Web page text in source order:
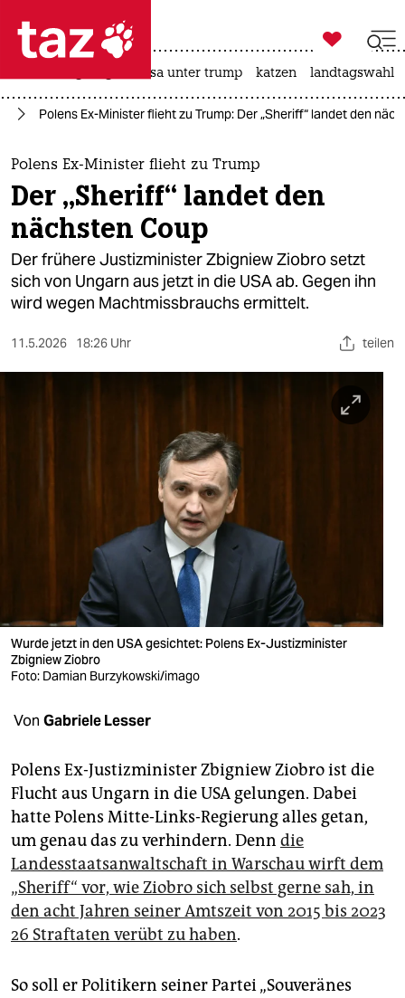
 taz zahl ich
taz zahl ich
themen
politik
öko
gesellschaft
sport
veranstaltungen
shop
fragen & hilfe
genossenschaft
epaper login

taz zahl ich
usa unter trump katzen landtagswahl
Polens Ex-Minister flieht zu Trump: Der „Sheriff“ landet den
Polens Ex-Minister flieht zu Trump
Der „Sheriff“ landet den
nächsten Coup
Der frühere Justizminister Zbigniew Ziobro setzt
sich von Ungarn aus jetzt in die USA ab. Gegen ihn
wird wegen Machtmissbrauchs ermittelt.
11.5.2026 18:26 Uhr teilen
Wurde jetzt in den USA gesichtet: Polens Ex-Justizminister
Zbigniew Ziobro
Foto: Damian Burzykowski/imago
Von Gabriele Lesser
Polens Ex-Justizminister Zbigniew Ziobro ist die
Flucht aus Ungarn in die USA gelungen. Dabei
hatte Polens Mitte-Links-Regierung alles getan,
um genau das zu verhindern. Denn die
Landesstaatsanwaltschaft in Warschau wirft dem
„Sheriff“ vor, wie Ziobro sich selbst gerne sah, in
den acht Jahren seiner Amtszeit von 2015 bis 2023
26 Straftaten verübt zu haben.
So soll er Politikern seiner Partei „Souveränes